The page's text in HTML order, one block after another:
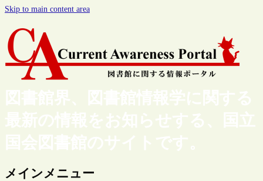
Skip to main content area
図書館界、図書館情報学に関する
最新の情報をお知らせする、国立
国会図書館のサイトです。
メインメニュー